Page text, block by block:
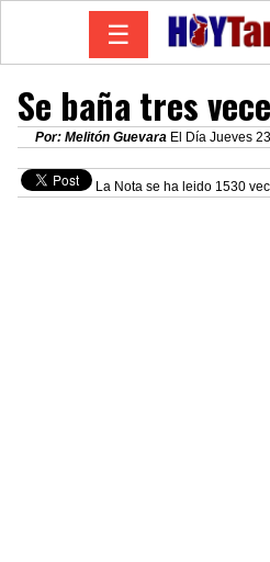
☰
Se baña tres
Por: Melitón Guevara El Día Jueves
La Nota se ha leido 1530